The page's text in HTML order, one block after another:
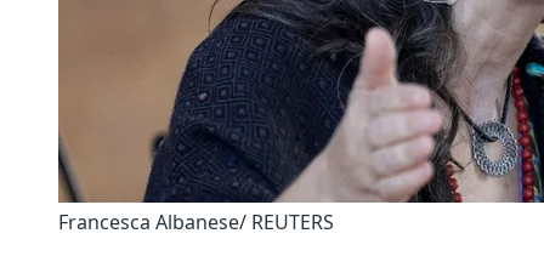
Francesca Albanese/ REUTERS